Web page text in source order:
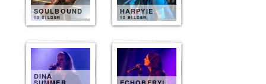
SOULBOUND
10 BILDER
HARPYIE
10 BILDER
DINA
SUMMER ECHOBERYL